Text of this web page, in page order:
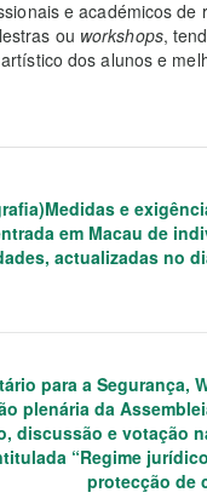
e académicos de
ou workshops,
dos alunos e
e
em Macau de
actualizadas no
para a Segurança,
plenária da
discussão e votação
“Regime
protecção de